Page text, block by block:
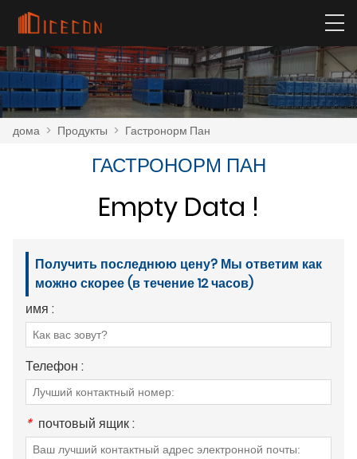
дома > Продукты > Гастронорм Пан
ГАСТРОНОРМ ПАН
Empty Data !
Получить последнюю цену? Мы ответим как
можно скорее (в течение 12 часов)
имя :
Телефон :
* почтовый ящик :